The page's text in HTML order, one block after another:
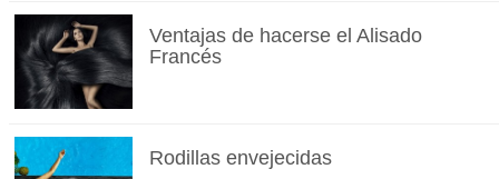
Ventajas de hacerse el Alisado
Francés
Rodillas envejecidas